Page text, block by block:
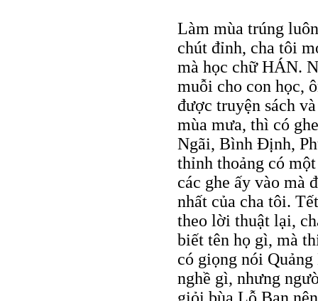
Làm mùa trúng
chút đỉnh, cha tôi
mà học chữ HÁN.
muỗi cho con học,
được truyện sách
mùa mưa, thì có
Ngãi, Bình Định,
thỉnh thoảng có
các ghe ấy vào mà
nhất của cha tôi.
theo lời thuật lại,
biết tên họ gì, mà
có giọng nói
nghề gì, nhưng
giỏi bùa Lỗ Ban